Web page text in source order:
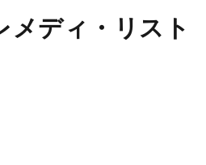
メディ・リスト